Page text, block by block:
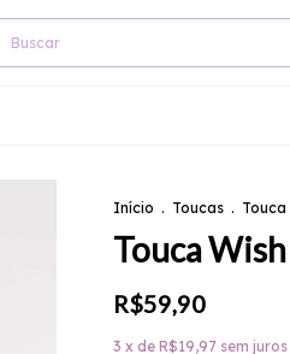
Início . Toucas . Touca
Touca
R$59,90
3 x de R$19,97 sem juros